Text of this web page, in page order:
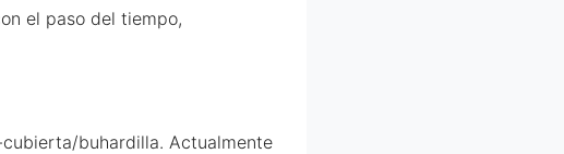
el paso del tiempo,
buhardilla. Actualmente